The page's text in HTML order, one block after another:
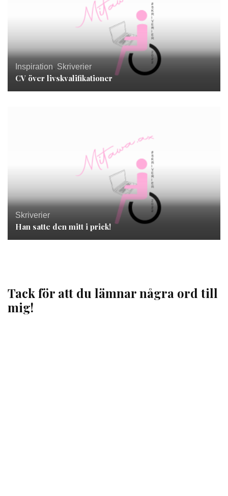
Inspiration, Skriverier
CV över livskvalifikationer
Skriverier
Han satte den mitt i prick!
Tack för att du lämnar några ord till
mig!